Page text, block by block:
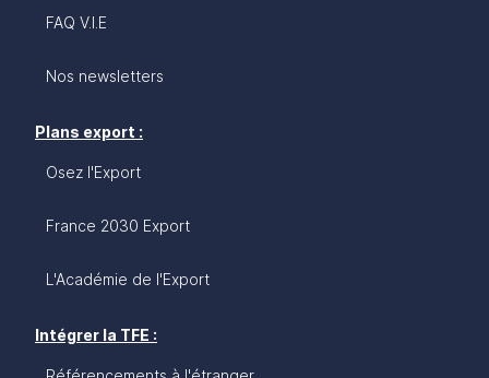
FAQ V.I.E
Nos newsletters
Plans export :
Osez l'Export
France 2030 Export
L'Académie de l'Export
Intégrer la TFE :